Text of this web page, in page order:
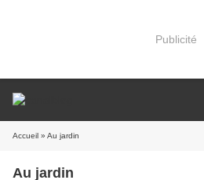
Publicité
Accueil » Au jardin
Au jardin